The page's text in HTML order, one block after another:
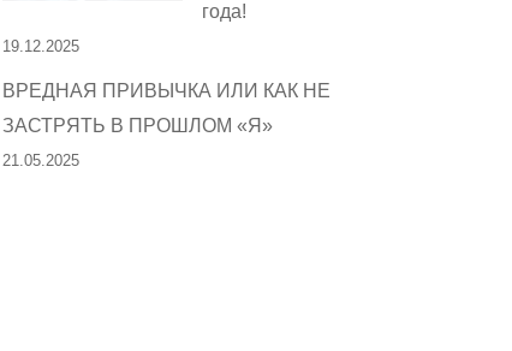
года!
19.12.2025
ВРЕДНАЯ ПРИВЫЧКА ИЛИ КАК НЕ
ЗАСТРЯТЬ В ПРОШЛОМ «Я»
21.05.2025